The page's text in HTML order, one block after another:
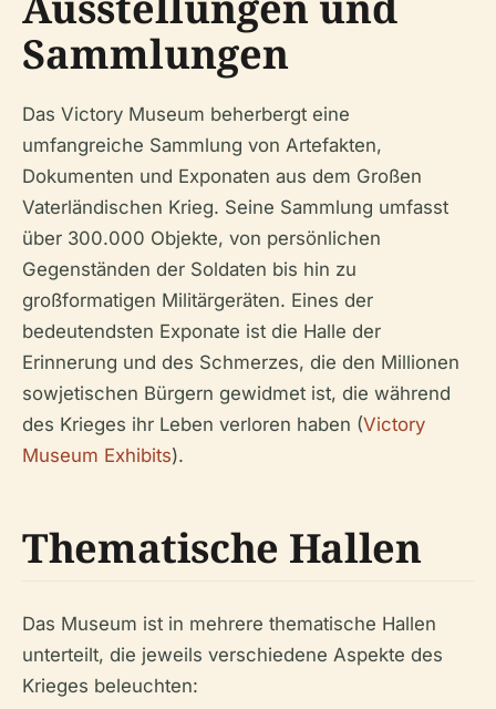
Sammlungen
Das Victory Museum beherbergt eine
umfangreiche Sammlung von Artefakten,
Dokumenten und Exponaten aus dem Großen
Vaterländischen Krieg. Seine Sammlung umfasst
über 300.000 Objekte, von persönlichen
Gegenständen der Soldaten bis hin zu
großformatigen Militärgeräten. Eines der
bedeutendsten Exponate ist die Halle der
Erinnerung und des Schmerzes, die den Millionen
sowjetischen Bürgern gewidmet ist, die während
des Krieges ihr Leben verloren haben (Victory
Museum Exhibits).
Thematische Hallen
Das Museum ist in mehrere thematische Hallen
unterteilt, die jeweils verschiedene Aspekte des
Krieges beleuchten: